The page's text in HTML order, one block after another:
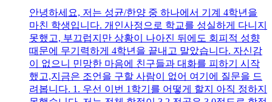
안녕하세요, 저는 성균/한양 중 하나에서 기계 4학년을
마친 학생입니다. 개인사정으로 학교를 성실하게 다니지
못했고, 부끄럽지만 상황이 나아진 뒤에도 회피적 성향
때문에 무기력하게 4학년을 끝내고 말았습니다. 자신감
이 없으니 민망한 마음에 친구들과 대화를 피하기 시작
했고,지금은 조언을 구할 사람이 없어 여기에 질문을 드
려봅니다. 1. 우선 이번 1학기를 어떻게 할지 아직 정하지